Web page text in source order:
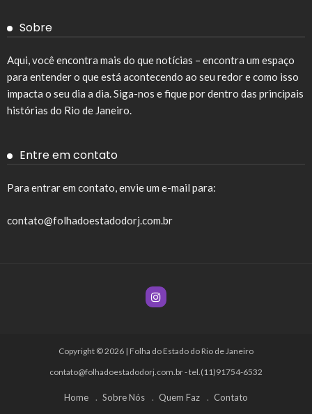
Sobre
Aqui, você encontra mais do que notícias – encontra um espaço
para entender o que está acontecendo ao seu redor e como isso
impacta o seu dia a dia. Siga-nos e fique por dentro das principais
histórias do Rio de Janeiro.
Entre em contato
Para entrar em contato, envie um e-mail para:
contato@folhadoestadodorj.com.br
Copyright © 2026 | Folha do Estado do Rio de Janeiro
contato@folhadoestadodorj.com.br- tel.(11)91754-6532
Home Sobre Nós Quem Faz Contato